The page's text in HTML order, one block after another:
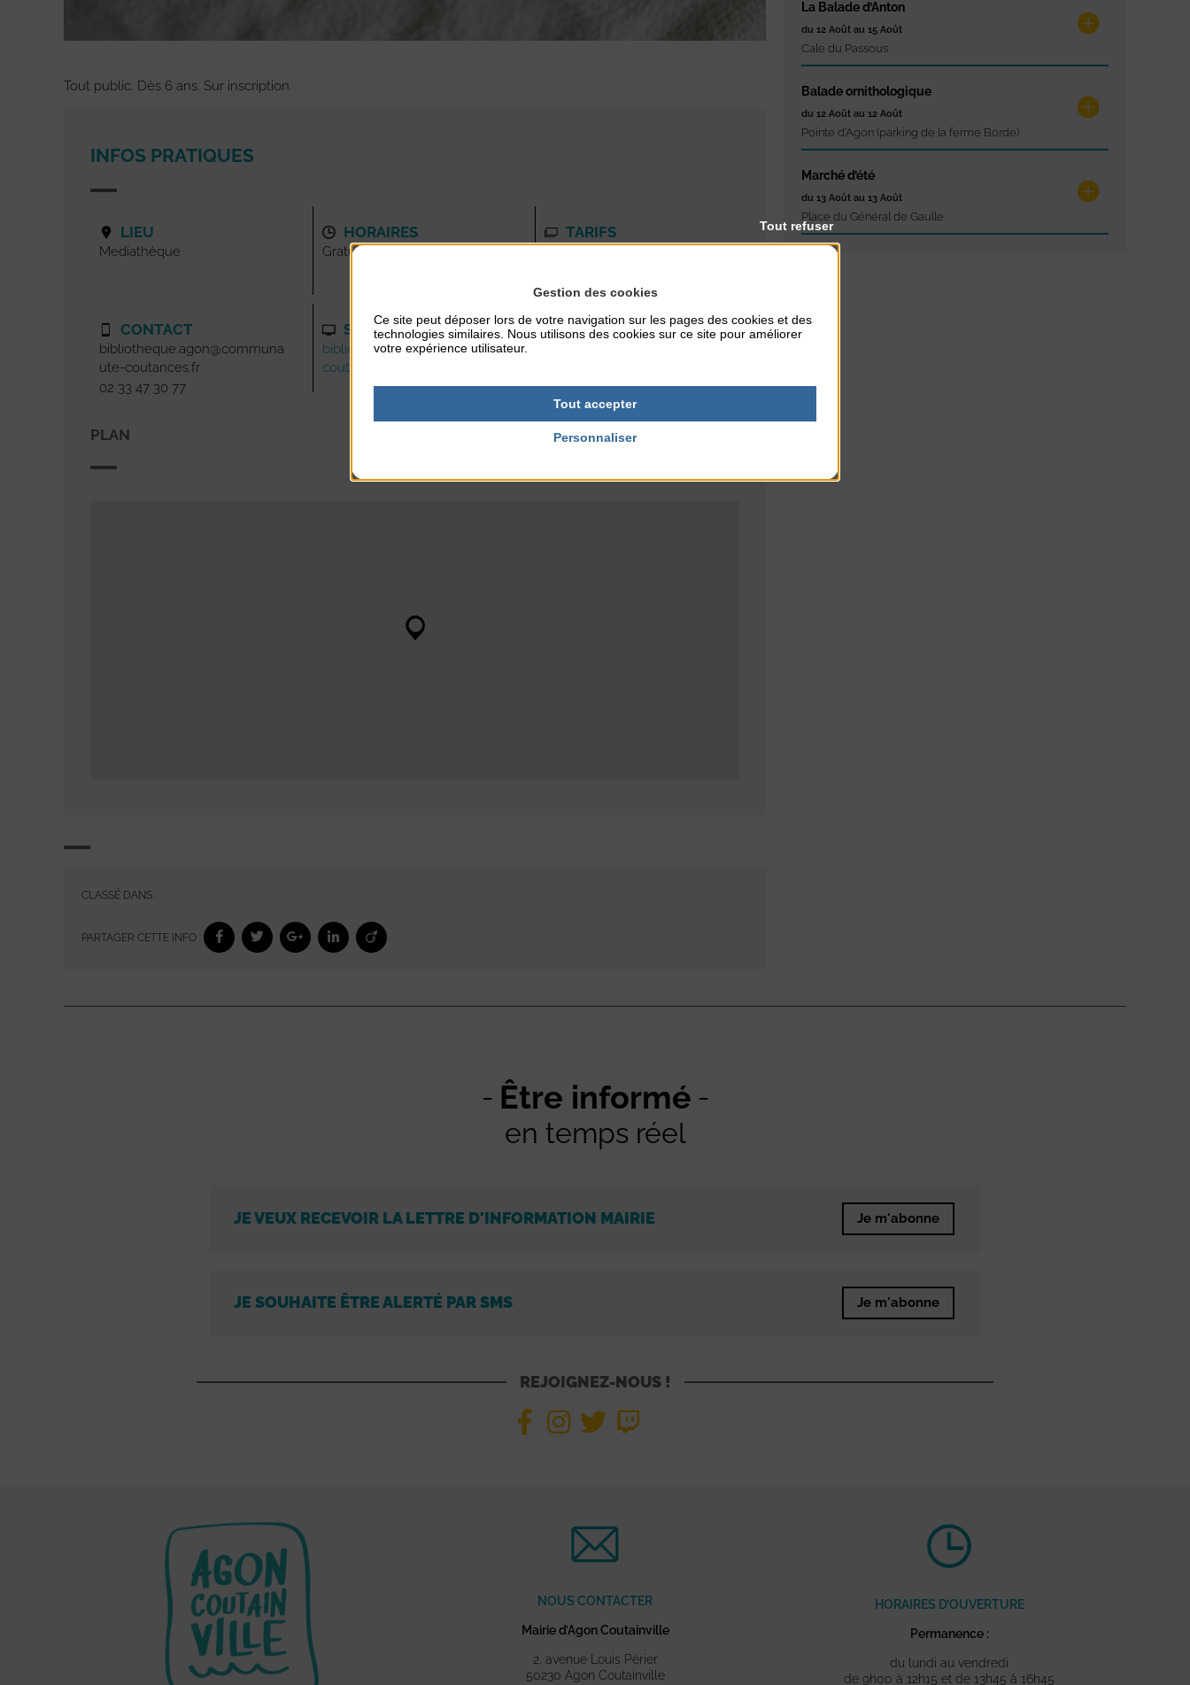
Tout public. Dès 6 ans. Sur inscription.
INFOS PRATIQUES
LIEU
Mediathèque
CONTACT
bibliotheque.agon@communa
ute-coutances.fr
02 33 47 30 77
HORAIRES
Gratuit
SITE INTERNET
bibliotheques.communaute-
coutances.fr
TARIFS
PLAN
CLASSÉ DANS :
PARTAGER CETTE INFO :
La Balade d’Anton
du 12 Août au 15 Août
Cale du Passous
Balade ornithologique
du 12 Août au 12 Août
Pointe d'Agon (parking de la ferme Borde)
Marché d’été
du 13 Août au 13 Août
Place du Général de Gaulle
Être informé
en temps réel
JE VEUX RECEVOIR LA LETTRE D'INFORMATION MAIRIE Je m'abonne
JE SOUHAITE ÊTRE ALERTÉ PAR SMS Je m'abonne
REJOIGNEZ-NOUS !
NOUS CONTACTER
Mairie d’Agon Coutainville
2, avenue Louis Périer
50230 Agon Coutainville
HORAIRES D’OUVERTURE
Permanence :
du lundi au vendredi
de 9h00 à 12h15 et de 13h45 à 16h45
Gestion des cookies
Ce site peut déposer lors de votre navigation sur les pages des cookies et des
technologies similaires. Nous utilisons des cookies sur ce site pour améliorer
votre expérience utilisateur.
Tout accepter
Tout refuser
Personnaliser